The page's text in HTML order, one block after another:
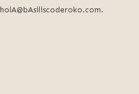
holA@bAsiliscoderoko.com.